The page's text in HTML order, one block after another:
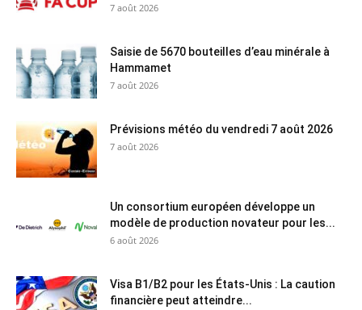
7 août 2026
Saisie de 5670 bouteilles d’eau minérale à
Hammamet
7 août 2026
Prévisions météo du vendredi 7 août 2026
7 août 2026
Un consortium européen développe un
modèle de production novateur pour les...
6 août 2026
Visa B1/B2 pour les États-Unis : La caution
financière peut atteindre...